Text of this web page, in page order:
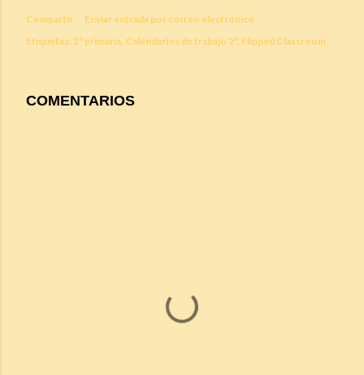
Compartir
Enviar entrada por correo electrónico
Etiquetas: 2º primaria Calendarios de trabajo 2º Flipped Classroom
COMENTARIOS